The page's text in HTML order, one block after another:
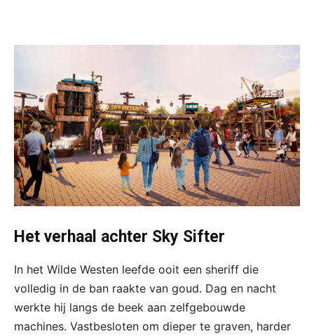
Het verhaal achter Sky Sifter
In het Wilde Westen leefde ooit een sheriff die
volledig in de ban raakte van goud. Dag en nacht
werkte hij langs de beek aan zelfgebouwde
machines. Vastbesloten om dieper te graven, harder